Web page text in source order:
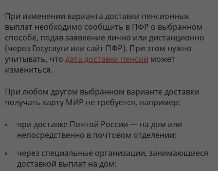
При изменении варианта доставки пенсионных
выплат необходимо сообщить в ПФР о выбранном
способе, подав заявление лично или дистанционно
(через Госуслуги или сайт ПФР). При этом нужно
учитывать, что дата доставки пенсии может
измениться.
При любом другом выбранном варианте доставки
получать карту МИР не требуется, например:
при доставке Почтой России — на дом или
непосредственно в почтовом отделении;
через специальные организации, занимающиеся
доставкой выплат на дом;